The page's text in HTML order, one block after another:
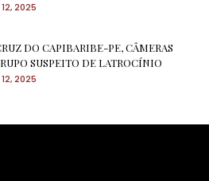
12, 2025
DO CAPIBARIBE-PE, CÂMERAS
SUSPEITO DE LATROCÍNIO
12, 2025